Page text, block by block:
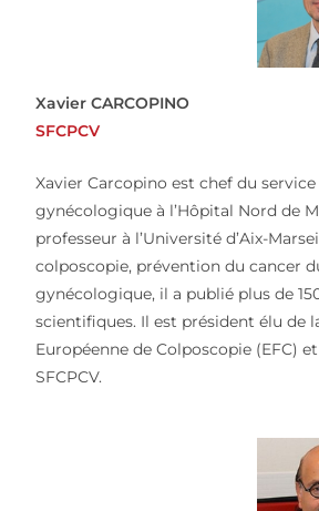
Xavier CARCOPINO
SFCPCV
Xavier Carcopino est chef du
gynécologique à l’Hôpital Nord de
professeur à l’Université d’Aix-
colposcopie, prévention du cancer
gynécologique, il a publié plus de
scientifiques. Il est président élu de
Européenne de Colposcopie (EFC)
SFCPCV.